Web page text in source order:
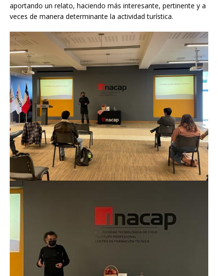
aportando un relato, haciendo más interesante, pertinente y a
veces de manera determinante la actividad turística.